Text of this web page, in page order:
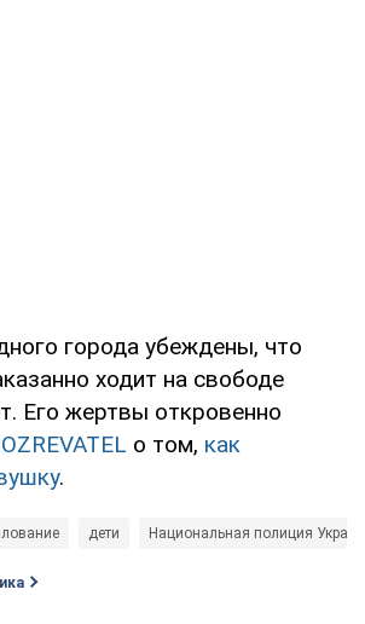
города убеждены, что
ходит на свободе
Его жертвы откровенно
о том, как
.
дети Национальная полиция